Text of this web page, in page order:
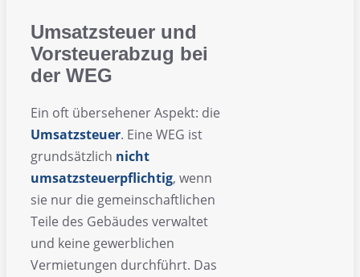
Umsatzsteuer und
Vorsteuerabzug bei
der WEG
Ein oft übersehener Aspekt: die
Umsatzsteuer. Eine WEG ist
grundsätzlich nicht
umsatzsteuerpflichtig, wenn
sie nur die gemeinschaftlichen
Teile des Gebäudes verwaltet
und keine gewerblichen
Vermietungen durchführt. Das